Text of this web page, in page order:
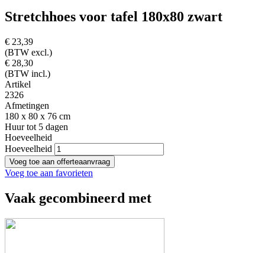
Stretchhoes voor tafel 180x80 zwart
€ 23,39
(BTW excl.)
€ 28,30
(BTW incl.)
Artikel
2326
Afmetingen
180 x 80 x 76 cm
Huur tot 5 dagen
Hoeveelheid
Hoeveelheid
Voeg toe aan favorieten
Vaak gecombineerd met